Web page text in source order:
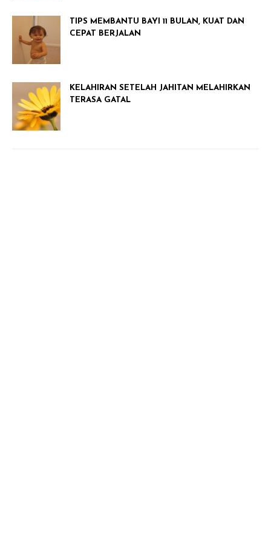
TIPS MEMBANTU BAYI 11 BULAN, KUAT DAN
CEPAT BERJALAN
KELAHIRAN SETELAH JAHITAN MELAHIRKAN
TERASA GATAL